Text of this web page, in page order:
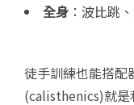
全身 ：波比跳
徒手訓練也能搭配
(calisthenics)就是